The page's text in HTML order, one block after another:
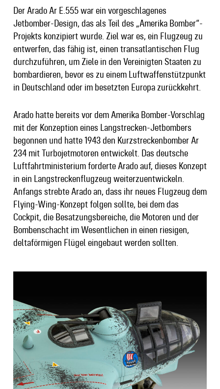
Der Arado Ar E.555 war ein vorgeschlagenes
Jetbomber-Design, das als Teil des „Amerika Bomber“-
Projekts konzipiert wurde. Ziel war es, ein Flugzeug zu
entwerfen, das fähig ist, einen transatlantischen Flug
durchzuführen, um Ziele in den Vereinigten Staaten zu
bombardieren, bevor es zu einem Luftwaffenstützpunkt
in Deutschland oder im besetzten Europa zurückkehrt.
Arado hatte bereits vor dem Amerika Bomber-Vorschlag
mit der Konzeption eines Langstrecken-Jetbombers
begonnen und hatte 1943 den Kurzstreckenbomber Ar
234 mit Turbojetmotoren entwickelt. Das deutsche
Luftfahrtministerium forderte Arado auf, dieses Konzept
in ein Langstreckenflugzeug weiterzuentwickeln.
Anfangs strebte Arado an, dass ihr neues Flugzeug dem
Flying-Wing-Konzept folgen sollte, bei dem das
Cockpit, die Besatzungsbereiche, die Motoren und der
Bombenschacht im Wesentlichen in einen riesigen,
deltaförmigen Flügel eingebaut werden sollten.